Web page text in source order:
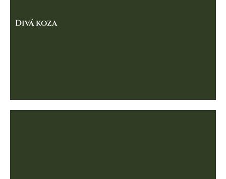
Divá koza